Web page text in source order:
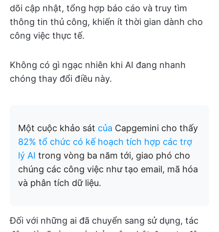
dõi cập nhật, tổng hợp báo cáo và truy tìm
thông tin thủ công, khiến ít thời gian dành cho
công việc thực tế.
Không có gì ngạc nhiên khi AI đang nhanh
chóng thay đổi điều này.
Một cuộc khảo sát của Capgemini cho thấy
82% tổ chức có kế hoạch tích hợp các trợ
lý AI trong vòng ba năm tới, giao phó cho
chúng các công việc như tạo email, mã hóa
và phân tích dữ liệu.
Đối với những ai đã chuyển sang sử dụng, tác